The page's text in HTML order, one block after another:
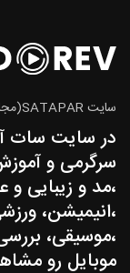
سایت SATAPAR(مجله ویدیو)
در سایت سات
سرگرمی و
،مد و زیبایی
،انیمیشن،
،موسیقی،
موبایل رو